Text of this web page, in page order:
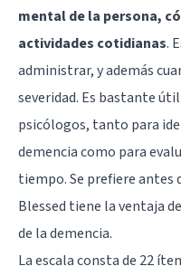
mental de la persona,
actividades cotidianas.
administrar, y además
severidad. Es bastante
psicólogos, tanto para
demencia como para
tiempo. Se prefiere antes
Blessed tiene la ventaja
de la demencia.
La escala consta de 22